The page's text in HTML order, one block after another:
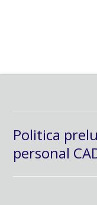
Politica
personal